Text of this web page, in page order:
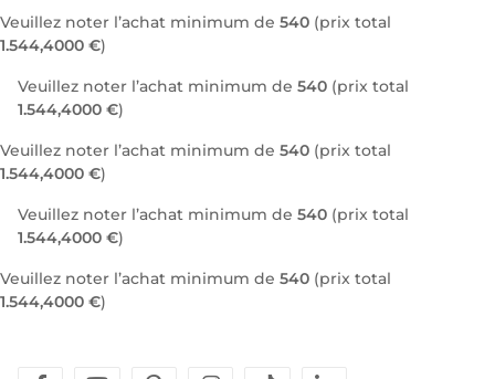
Veuillez noter l’achat minimum de 540 (prix total
1.544,4000 €)
Veuillez noter l’achat minimum de 540 (prix total
1.544,4000 €)
Veuillez noter l’achat minimum de 540 (prix total
1.544,4000 €)
Veuillez noter l’achat minimum de 540 (prix total
1.544,4000 €)
Veuillez noter l’achat minimum de 540 (prix total
1.544,4000 €)